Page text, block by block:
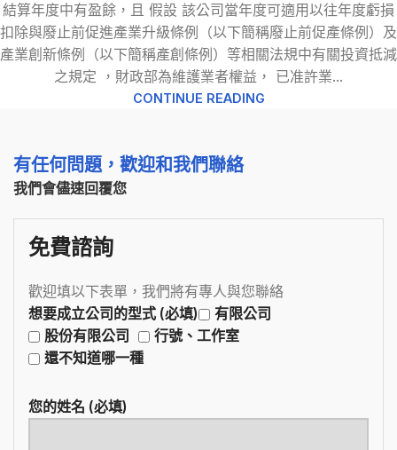
結算年度中有盈餘，且 假設 該公司當年度可適用以往年度虧損
扣除與廢止前促進產業升級條例（以下簡稱廢止前促產條例）及
產業創新條例（以下簡稱產創條例）等相關法規中有關投資抵減
之規定 ，財政部為維護業者權益， 已准許業...
CONTINUE READING
有任何問題，歡迎和我們聯絡
我們會儘速回覆您
免費諮詢
歡迎填以下表單，我們將有專人與您聯絡
想要成立公司的型式 (必填)
有限公司
股份有限公司
行號、工作室
還不知道哪一種
您的姓名 (必填)